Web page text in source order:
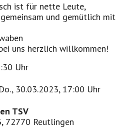
ist für nette Leute,
und gemütlich mit
uns herzlich willkommen!
Uhr
Do., 30.03.2023, 17:00 Uhr
TSV
72770 Reutlingen